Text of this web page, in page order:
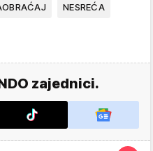
NESREĆA
zajednici.